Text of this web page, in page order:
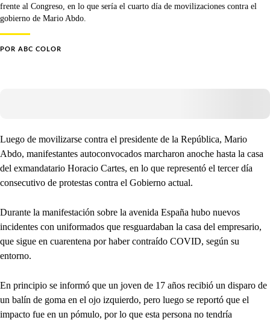
frente al Congreso, en lo que sería el cuarto día de movilizaciones contra el
gobierno de Mario Abdo.
POR ABC COLOR
Luego de movilizarse contra el presidente de la República, Mario
Abdo, manifestantes autoconvocados marcharon anoche hasta la casa
del exmandatario Horacio Cartes, en lo que representó el tercer día
consecutivo de protestas contra el Gobierno actual.
Durante la manifestación sobre la avenida España hubo nuevos
incidentes con uniformados que resguardaban la casa del empresario,
que sigue en cuarentena por haber contraído COVID, según su
entorno.
En principio se informó que un joven de 17 años recibió un disparo de
un balín de goma en el ojo izquierdo, pero luego se reportó que el
impacto fue en un pómulo, por lo que esta persona no tendría